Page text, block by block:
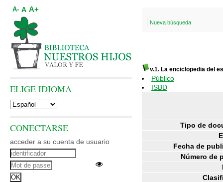
Nueva búsqueda
v.1. La enciclopedia del
Público
ISBD
Tipo de
Fecha de
Número de
A- A A+
ELIGE IDIOMA
CONECTARSE
acceder a su cuenta de usuario